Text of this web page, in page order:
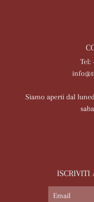
Tel:
Siamo aperti dal
ISCRIVITI